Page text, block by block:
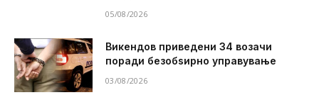
05/08/2026
Викендов приведени 34 возачи
поради безобѕирно управување
03/08/2026